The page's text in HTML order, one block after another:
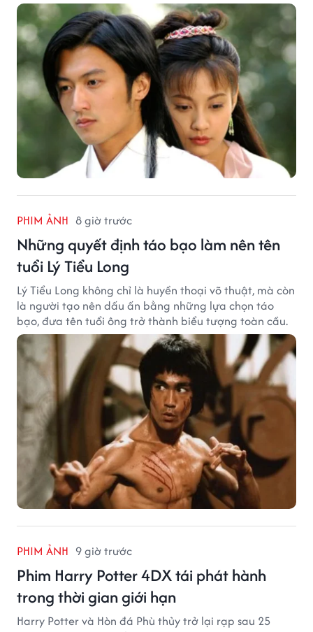
PHIM ẢNH 8 giờ trước
Những quyết định táo bạo làm nên tên
tuổi Lý Tiểu Long
Lý Tiểu Long không chỉ là huyền thoại võ thuật, mà còn
là người tạo nên dấu ấn bằng những lựa chọn táo
bạo, đưa tên tuổi ông trở thành biểu tượng toàn cầu.
PHIM ẢNH 9 giờ trước
Phim Harry Potter 4DX tái phát hành
trong thời gian giới hạn
Harry Potter và Hòn đá Phù thủy trở lại rạp sau 25